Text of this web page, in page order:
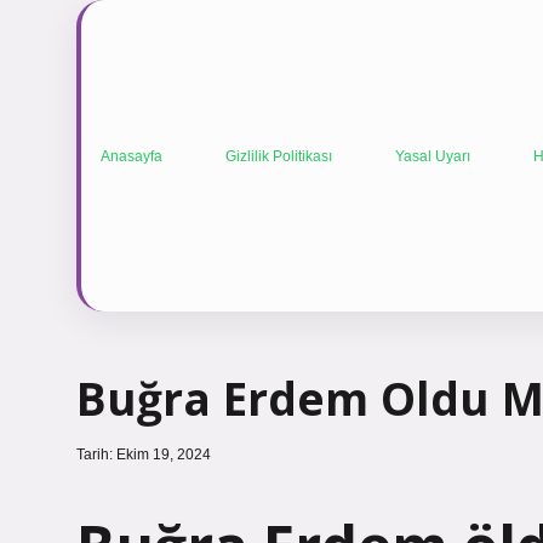
Anasayfa Gizlilik Politikası Yasal Uyarı
Buğra Erdem Oldu
Tarih: Ekim 19, 2024